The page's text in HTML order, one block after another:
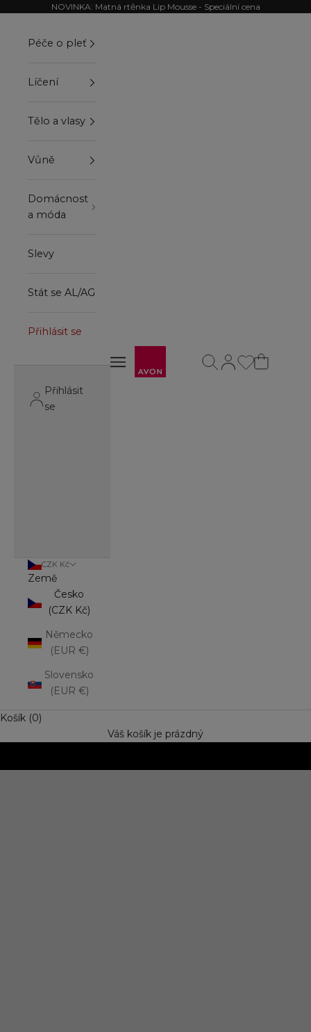
Přejít na obsahNOVINKA: Matná rtěnka Lip Mousse - Speciální cena
Otevřít navigační menu
Otevřít navigační menu
Otevřít stránku
Otevřít vyhledávání
Péče o pleť
Líčení
Tělo a vlasy
Vůně
Domácnost
a móda
Slevy
Stát se AL/AG
Přihlásit se
Přihlásit
se
CZK Kč
Země
Česko
(CZK Kč)
Německo
(EUR €)
Slovensko
(EUR €)
Košík (0)
Váš košík je prázdný